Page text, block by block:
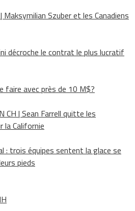
Maksymilian Szuber et les Canadiens
décroche le contrat le plus lucratif
faire avec près de 10 M$?
CH | Sean Farrell quitte les
la Californie
: trois équipes sentent la glace se
pieds